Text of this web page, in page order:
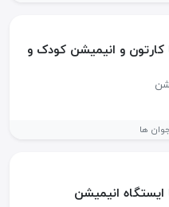
کارتون و انیمیشن کودک و
ها
ایستگاه انیمیشن